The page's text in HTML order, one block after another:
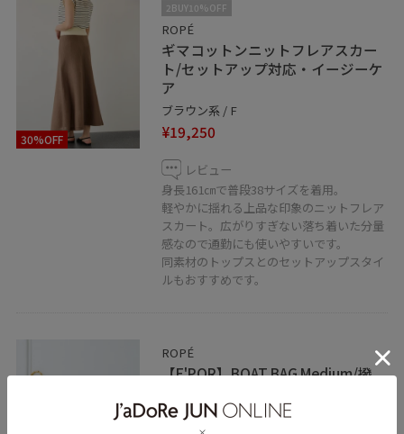
30%OFF
2BUY10%OFF
ROPÉ
ギマコットンニットフレアスカー
ト/セットアップ対応・イージーケ
ア
ブラウン系 / F
¥19,250
レビュー
身長161㎝で普段38サイズを着用。
軽やかに揺れる上品な印象のニットフレア
スカート。広がりすぎない落ち着いた分量
感なので通勤にも使いやすいです。
同素材のトップスとのセットアップスタイ
ルもおすすめです。
ROPÉ
【E'POR】BOAT BAG Medium/撥
ブラック / F